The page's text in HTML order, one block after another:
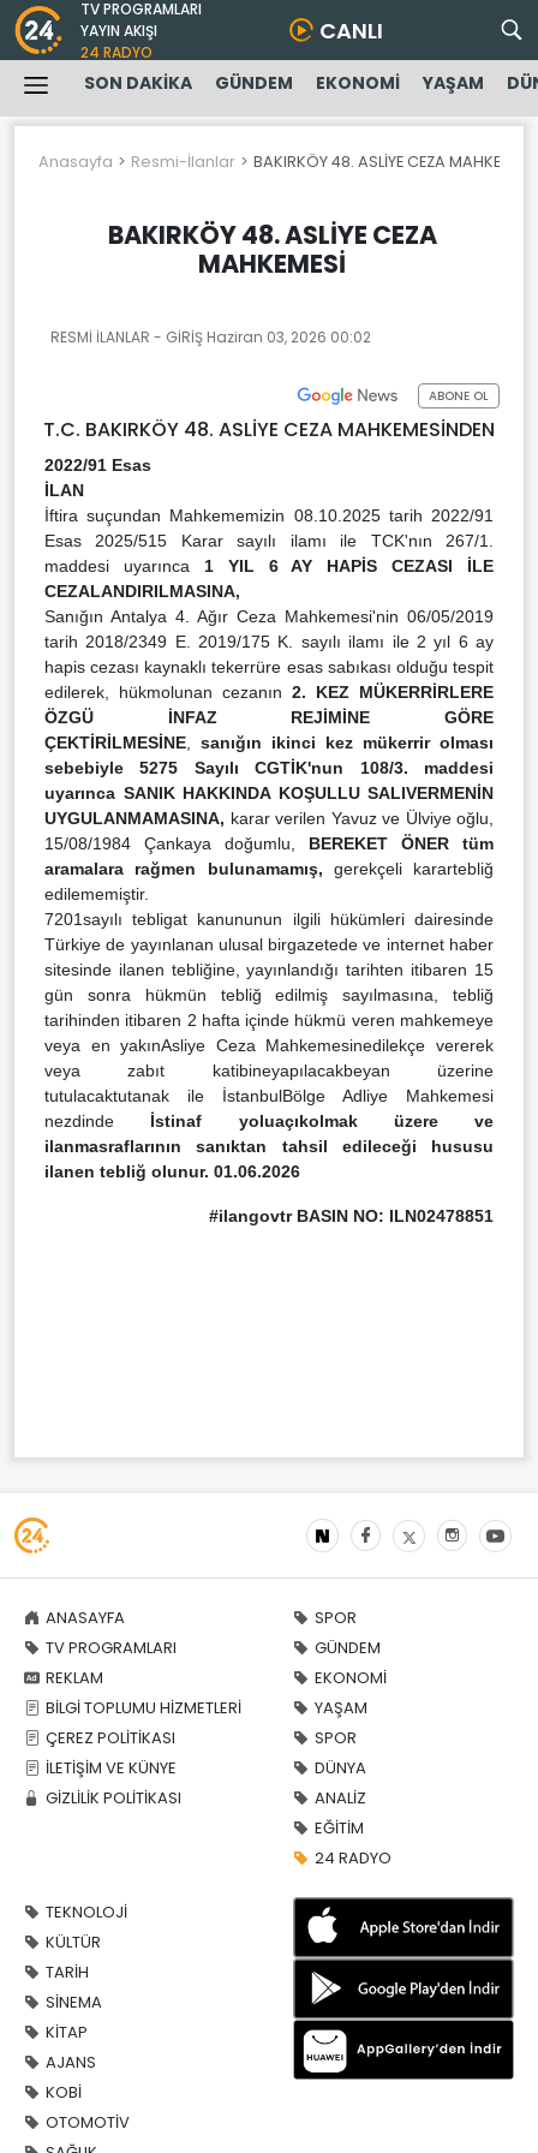
TV PROGRAMLARI
YAYIN AKIŞI
24 RADYO
CANLI
SON DAKİKA GÜNDEM EKONOMİ YAŞAM
Anasayfa Resmi-İlanlar BAKIRKÖY 48. ASLİYE CEZA MAHKEMESİ
BAKIRKÖY 48. ASLİYE CEZA
MAHKEMESİ
RESMİ İLANLAR - GİRİŞ Haziran 03, 2026 00:02
ABONE OL
T.C. BAKIRKÖY 48. ASLİYE CEZA MAHKEMESİNDEN
2022/91 Esas
İLAN
İftira suçundan Mahkememizin 08.10.2025 tarih 2022/91
Esas 2025/515 Karar sayılı ilamı ile TCK'nın 267/1.
maddesi uyarınca 1 YIL 6 AY HAPİS CEZASI İLE
CEZALANDIRILMASINA,
Sanığın Antalya 4. Ağır Ceza Mahkemesi'nin 06/05/2019
tarih 2018/2349 E. 2019/175 K. sayılı ilamı ile 2 yıl 6 ay
hapis cezası kaynaklı tekerrüre esas sabıkası olduğu tespit
edilerek, hükmolunan cezanın 2. KEZ MÜKERRİRLERE
ÖZGÜ İNFAZ REJİMİNE GÖRE
ÇEKTİRİLMESİNE
sanığın ikinci kez mükerrir olması
sebebiyle 5275 Sayılı CGTİK'nun 108/3. maddesi
uyarınca SANIK HAKKINDA KOŞULLU SALIVERMENİN
UYGULANMAMASINA, karar verilen Yavuz ve Ülviye oğlu,
15/08/1984 Çankaya doğumlu,
BEREKET ÖNER
tüm
aramalara rağmen bulunamamış, gerekçeli karartebliğ
edilememiştir.
7201sayılı tebligat kanununun ilgili hükümleri dairesinde
Türkiye de yayınlanan ulusal birgazetede ve internet haber
sitesinde ilanen tebliğine, yayınlandığı tarihten itibaren 15
gün sonra hükmün tebliğ edilmiş sayılmasına, tebliğ
tarihinden itibaren 2 hafta içinde hükmü veren mahkemeye
veya en yakınAsliye Ceza Mahkemesinedilekçe vererek
veya zabıt katibineyapılacakbeyan üzerine
tutulacaktutanak ile İstanbulBölge Adliye Mahkemesi
nezdinde İstinaf yoluaçıkolmak üzere ve
ilanmasraflarının sanıktan tahsil edileceği hususu
ilanen tebliğ olunur. 01.06.2026
#ilangovtr BASIN NO: ILN02478851
ANASAYFA
TV PROGRAMLARI
REKLAM
BİLGİ TOPLUMU HİZMETLERİ
ÇEREZ POLİTİKASI
İLETİŞİM VE KÜNYE
GİZLİLİK POLİTİKASI
SPOR
GÜNDEM
EKONOMİ
YAŞAM
SPOR
DÜNYA
ANALİZ
EĞİTİM
24 RADYO
TEKNOLOJİ
KÜLTÜR
TARİH
SİNEMA
KİTAP
AJANS
KOBİ
OTOMOTİV